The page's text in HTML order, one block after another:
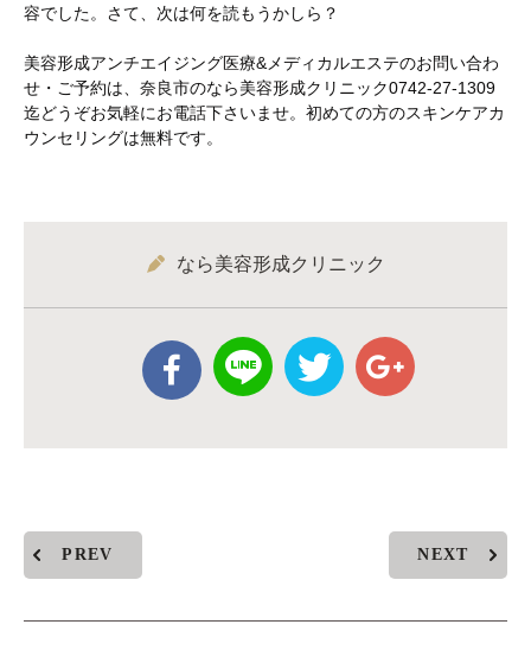
容でした。さて、次は何を読もうかしら？
美容形成アンチエイジング医療&メディカルエステのお問い合わ
せ・ご予約は、奈良市のなら美容形成クリニック0742-27-1309
迄どうぞお気軽にお電話下さいませ。初めての方のスキンケアカ
ウンセリングは無料です。
なら美容形成クリニック
PREV NEXT